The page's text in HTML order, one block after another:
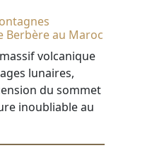
Berbère au Maroc
volcanique
lunaires,
du sommet
inoubliable au